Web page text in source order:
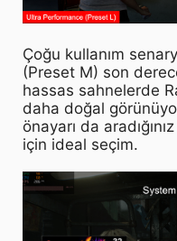
Çoğu kullanım
(Preset M) son
hassas sahnelerde
daha doğal
önayarı da
için ideal seçim.